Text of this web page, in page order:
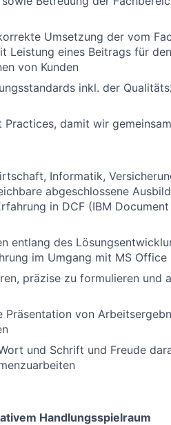
Umsetzung der vom
Leistung eines Beitrags für
von Kunden
inkl. der
damit wir
Informatik,
abgeschlossene
in DCF (IBM
entlang des
im Umgang mit MS Office
präzise zu formulieren und
von
und Schrift und Freude
Handlungsspielraum